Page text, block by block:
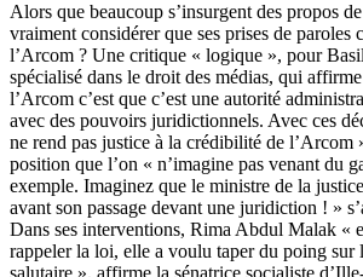
Alors que beaucoup s’insurgent des propos
vraiment considérer que ses prises de paroles
l’Arcom ? Une critique « logique », pour
spécialisé dans le droit des médias, qui
l’Arcom c’est que c’est une autorité
avec des pouvoirs juridictionnels. Avec ces
ne rend pas justice à la crédibilité de l’Arcom
position que l’on « n’imagine pas venant du
exemple. Imaginez que le ministre de la
avant son passage devant une juridiction ! »
Dans ses interventions, Rima Abdul Malak «
rappeler la loi, elle a voulu taper du poing sur